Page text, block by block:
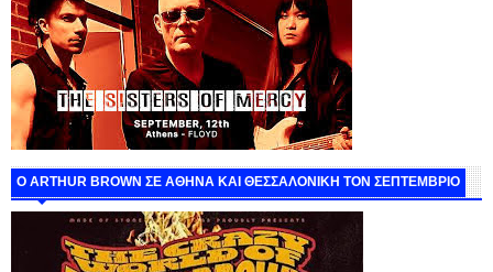
O ARTHUR BROWN ΣΕ ΑΘΗΝΑ ΚΑΙ ΘΕΣΣΑΛΟΝΙΚΗ ΤΟΝ ΣΕΠΤΕΜΒΡΙΟ